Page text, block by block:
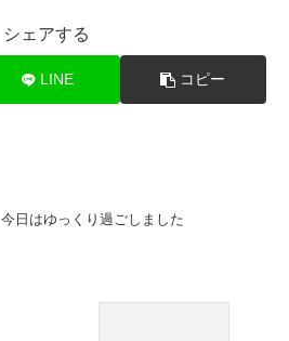
シェアする
LINE コピー
今日はゆっくり過ごしました